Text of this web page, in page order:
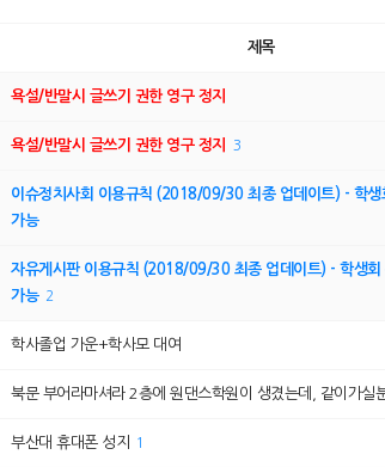
도서관좌석정보
순환버스노선/시간
제목
욕설/반말시 글쓰기 권한 영구 정지
욕설/반말시 글쓰기 권한 영구 정지 3
이슈정치사회 이용규칙 (2018/09/30 최종 업데이트) - 학생
가능
자유게시판 이용규칙 (2018/09/30 최종 업데이트) - 학생회
가능 2
학사졸업 가운+학사모 대여
북문 부어라마셔라 2층에 원댄스학원이 생겼는데, 같이가실
부산대 휴대폰 성지 1